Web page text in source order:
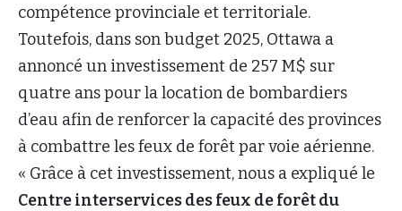
compétence provinciale et territoriale.
Toutefois, dans son budget 2025, Ottawa a
annoncé un investissement de 257 M$ sur
quatre ans pour la location de bombardiers
d’eau afin de renforcer la capacité des provinces
à combattre les feux de forêt par voie aérienne.
« Grâce à cet investissement, nous a expliqué le
Centre interservices des feux de forêt du